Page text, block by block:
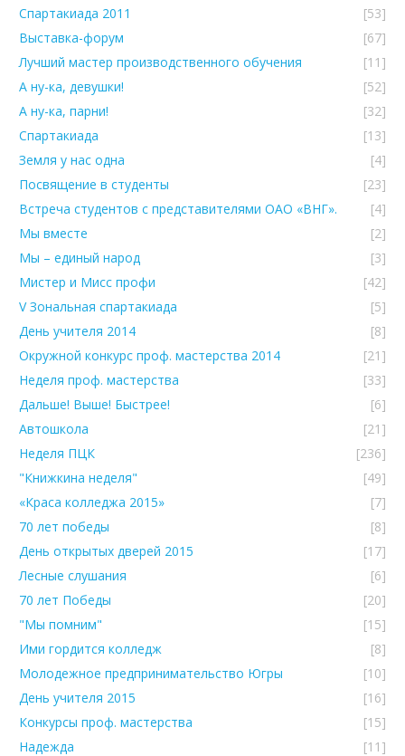
Спартакиада 2011
[53]
Выставка-форум
[67]
Лучший мастер производственного обучения
[11]
А ну-ка, девушки!
[52]
А ну-ка, парни!
[32]
Спартакиада
[13]
Земля у нас одна
[4]
Посвящение в студенты
[23]
Встреча студентов с представителями ОАО «ВНГ».
[4]
Мы вместе
[2]
Мы – единый народ
[3]
Мистер и Мисс профи
[42]
V Зональная спартакиада
[5]
День учителя 2014
[8]
Окружной конкурс проф. мастерства 2014
[21]
Неделя проф. мастерства
[33]
Дальше! Выше! Быстрее!
[6]
Автошкола
[21]
Неделя ПЦК
[236]
"Книжкина неделя"
[49]
«Краса колледжа 2015»
[7]
70 лет победы
[8]
День открытых дверей 2015
[17]
Лесные слушания
[6]
70 лет Победы
[20]
"Мы помним"
[15]
Ими гордится колледж
[8]
Молодежное предпринимательство Югры
[10]
День учителя 2015
[16]
Конкурсы проф. мастерства
[15]
Надежда
[11]